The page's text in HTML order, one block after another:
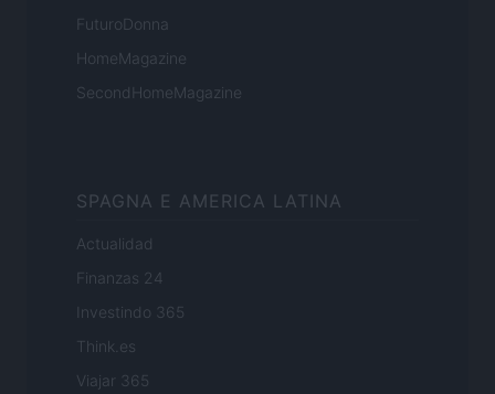
FuturoDonna
HomeMagazine
SecondHomeMagazine
SPAGNA E AMERICA LATINA
Actualidad
Finanzas 24
Investindo 365
Think.es
Viajar 365